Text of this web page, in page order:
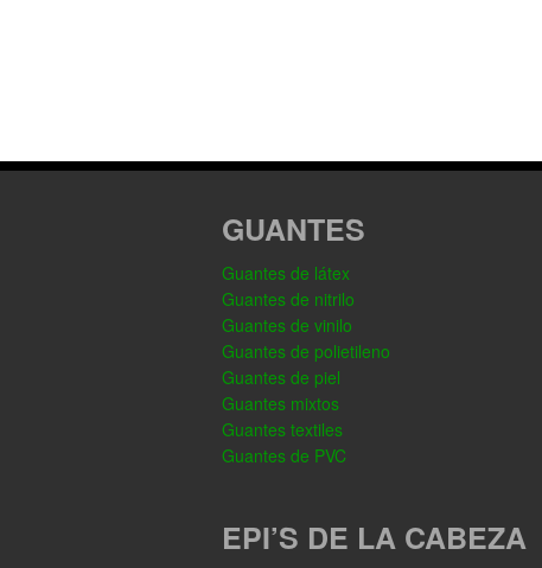
GUANTES
Guantes de látex
Guantes de nitrilo
Guantes de vinilo
Guantes de polietileno
Guantes de piel
Guantes mixtos
Guantes textiles
Guantes de PVC
EPI’S DE LA CABEZA